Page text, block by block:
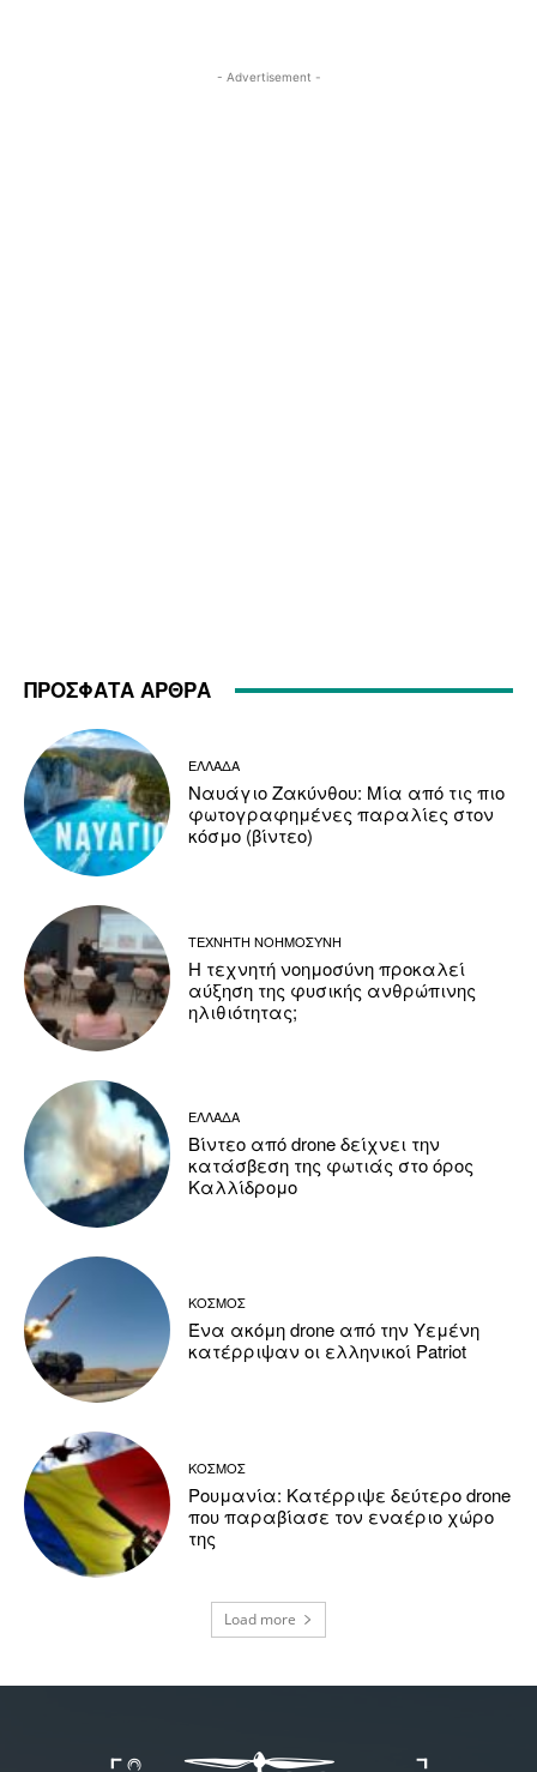
- Advertisement -
ΠΡΟΣΦΑΤΑ ΑΡΘΡΑ
ΕΛΛΑΔΑ
Ναυάγιο Ζακύνθου: Μία από τις πιο
φωτογραφημένες παραλίες στον
κόσμο (βίντεο)
ΤΕΧΝΗΤΗ ΝΟΗΜΟΣΥΝΗ
Η τεχνητή νοημοσύνη προκαλεί
αύξηση της φυσικής ανθρώπινης
ηλιθιότητας;
ΕΛΛΑΔΑ
Βίντεο από drone δείχνει την
κατάσβεση της φωτιάς στο όρος
Καλλίδρομο
ΚΟΣΜΟΣ
Ένα ακόμη drone από την Υεμένη
κατέρριψαν οι ελληνικοί Patriot
ΚΟΣΜΟΣ
Ρουμανία: Κατέρριψε δεύτερο drone
που παραβίασε τον εναέριο χώρο
της
Load more